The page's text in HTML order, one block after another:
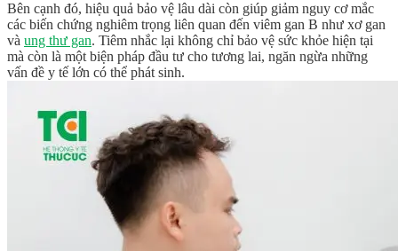
Bên cạnh đó, hiệu quả bảo vệ lâu dài còn giúp giảm nguy cơ mắc
các biến chứng nghiêm trọng liên quan đến viêm gan B như xơ gan
và ung thư gan. Tiêm nhắc lại không chỉ bảo vệ sức khỏe hiện tại
mà còn là một biện pháp đầu tư cho tương lai, ngăn ngừa những
vấn đề y tế lớn có thể phát sinh.